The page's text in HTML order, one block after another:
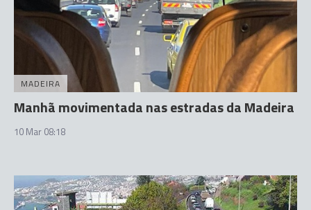
MADEIRA
Manhã movimentada nas estradas da Madeira
10 Mar 08:18